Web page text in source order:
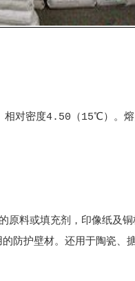
度4.50（15℃）。熔点
或填充剂，印像纸及铜
防护壁材。还用于陶瓷、